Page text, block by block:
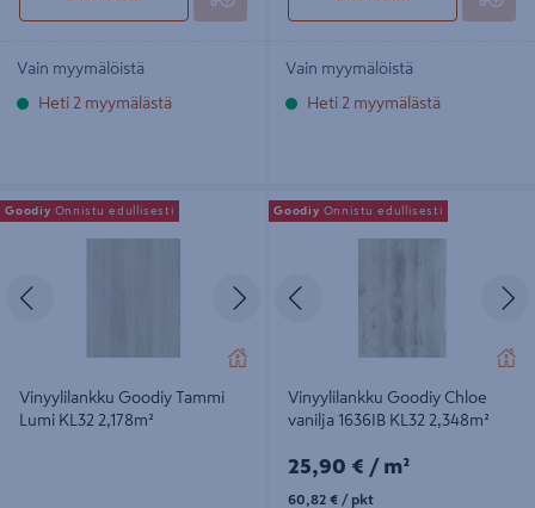
Vain myymälöistä
Heti 2 myymälästä
Vain myymälöistä
Heti 2 myymälästä
Vinyylilankku Goodiy Tammi Lumi
KL32 2,178m²
Seuraava
Vinyylilankku Goodiy Tammi
Lumi KL32 2,178m²
Goodiy Onnistu edullisesti
Vinyylilankku Goodiy Chloe vanilja
1636IB KL32 2,348m²
Vinyylilankku Goodiy Chloe
vanilja 1636IB KL32 2,348m²
25,90€/m²
25,90 € / m²
60,82€/pkt
60,82 € / pkt
Goodiy Onnistu edullisesti